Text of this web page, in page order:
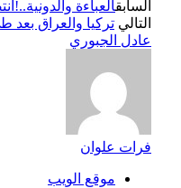
السابقالعباءة
التالي
عادل الجبوري
فرات علوان
موقع الويب